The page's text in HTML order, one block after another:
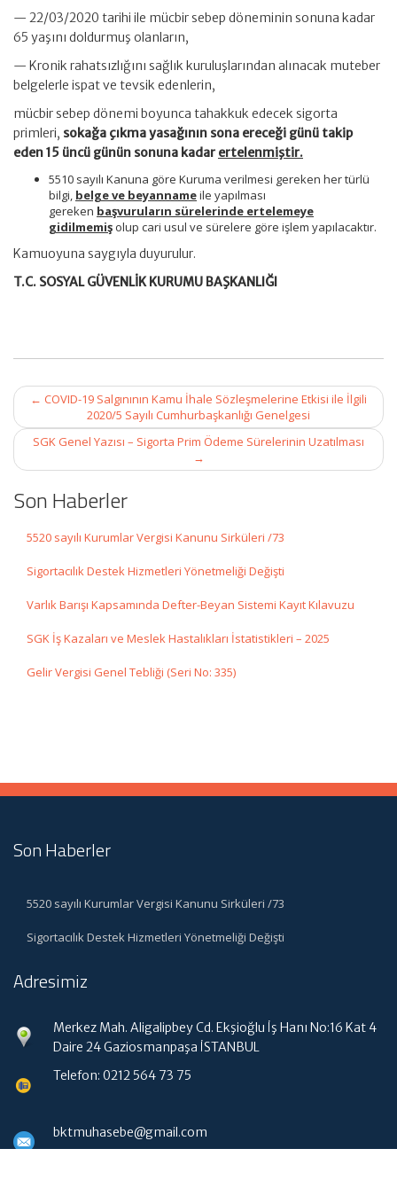
— 22/03/2020 tarihi ile mücbir sebep döneminin sonuna kadar
65 yaşını doldurmuş olanların,
— Kronik rahatsızlığını sağlık kuruluşlarından alınacak muteber
belgelerle ispat ve tevsik edenlerin,
mücbir sebep dönemi boyunca tahakkuk edecek sigorta
primleri, sokağa çıkma yasağının sona ereceği günü takip
eden 15 üncü günün sonuna kadar ertelenmiştir.
5510 sayılı Kanuna göre Kuruma verilmesi gereken her türlü
bilgi, belge ve beyannameile yapılması
gereken başvuruların sürelerinde ertelemeye
gidilmemiş olup cari usul ve sürelere göre işlem yapılacaktır.
Kamuoyuna saygıyla duyurulur.
T.C. SOSYAL GÜVENLİK KURUMU BAŞKANLIĞI
Post
navigation
← COVID-19 Salgınının Kamu İhale Sözleşmelerine Etkisi ile İlgili
2020/5 Sayılı Cumhurbaşkanlığı Genelgesi
SGK Genel Yazısı – Sigorta Prim Ödeme Sürelerinin Uzatılması
→
Son Haberler
5520 sayılı Kurumlar Vergisi Kanunu Sirküleri /73
Sigortacılık Destek Hizmetleri Yönetmeliği Değişti
Varlık Barışı Kapsamında Defter-Beyan Sistemi Kayıt Kılavuzu
SGK İş Kazaları ve Meslek Hastalıkları İstatistikleri – 2025
Gelir Vergisi Genel Tebliği (Seri No: 335)
Son Haberler
5520 sayılı Kurumlar Vergisi Kanunu Sirküleri /73
Sigortacılık Destek Hizmetleri Yönetmeliği Değişti
Adresimiz
Merkez Mah. Aligalipbey Cd. Ekşioğlu İş Hanı No:16 Kat 4
Daire 24 Gaziosmanpaşa İSTANBUL
Telefon: 0212 564 73 75
bktmuhasebe@gmail.com